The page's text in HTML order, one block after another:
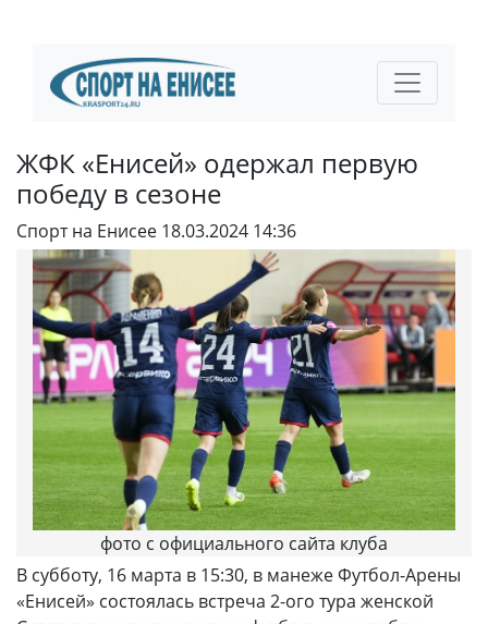
ЖФК «Енисей» одержал первую
победу в сезоне
Спорт на Енисее 18.03.2024 14:36
фото с официального сайта клуба
В субботу, 16 марта в 15:30, в манеже Футбол-Арены
«Енисей» состоялась встреча 2-ого тура женской